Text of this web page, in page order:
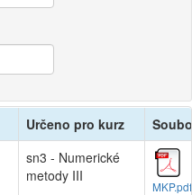
Určeno pro kurz
sn3 - Numerické
metody III
MKP.pdf